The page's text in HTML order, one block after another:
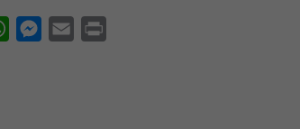
WhatsAppMessenger
Email